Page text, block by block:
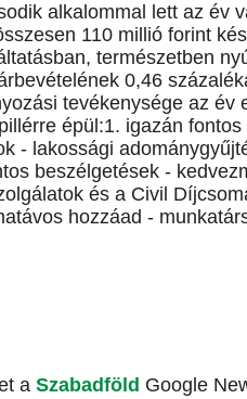
alkalommal lett az év
110 millió forint
természetben
0,46
tevékenysége az év
épül:1. igazán
- lakossági
beszélgetések -
és a Civil
hozzáad -
a Szabadföld Google